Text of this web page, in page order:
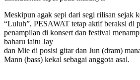
Meskipun agak sepi dari segi rilisan sejak
“Luluh”, PESAWAT tetap aktif beraksi di
penampilan di konsert dan festival
baharu iaitu Jay
dan Mie di posisi gitar dan Jun (dram)
Mann (bass) kekal sebagai anggota asal.